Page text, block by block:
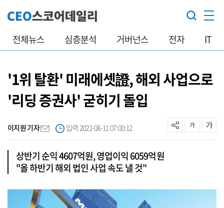
전체뉴스 심층분석 거버넌스 전자 IT
'1위 탈환' 미래에셋證, 해외 사업으로
'리딩 증권사' 굳히기 돌입
이지원 기자 입력 2022-08-11 07:00:12
상반기 순익 4607억원, 영업이익 6059억원
"올 하반기 해외 법인 사업 속도 낼 것"